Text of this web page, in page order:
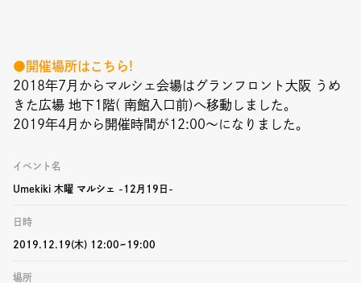
●開催場所はこちら!
2018年7月からマルシェ会場はグランフロント大阪 うめ
きた広場 地下1階( 南館入口前)へ移動しました。
2019年4月から開催時間が12:00〜になりました。
イベント名
Umekiki 木曜 マルシェ -12月19日-
日時
2019.12.19(木) 12:00~19:00
場所